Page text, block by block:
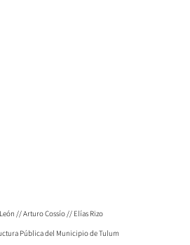
// Arturo Cossío // Elías Rizo
Pública del Municipio de Tulum